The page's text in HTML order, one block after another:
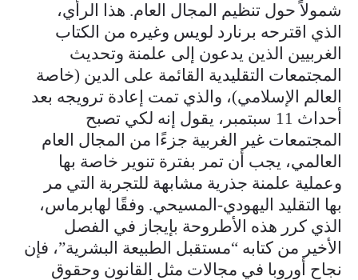
شمولاً حول تنظيم المجال العام. هذا الرأي،
الذي اقترحه برنارد لويس وغيره من الكتاب
الغربيين الذين يدعون إلى علمنة وتحديث
المجتمعات التقليدية القائمة على الدين (خاصة
العالم الإسلامي)، والذي تمت إعادة ترويجه بعد
أحداث 11 سبتمبر، يقول إنه لكي تصبح
المجتمعات غير الغربية جزءًا من المجال العام
العالمي، يجب أن تمر بفترة تنوير خاصة بها
وعملية علمنة جذرية مشابهة للتجربة التي مر
بها التقليد اليهودي-المسيحي. وفقًا لهابرماس،
الذي كرر هذه الأطروحة بإيجاز في الفصل
الأخير من كتابه “مستقبل الطبيعة البشرية”، فإن
نجاح أوروبا في مجالات مثل القانون وحقوق